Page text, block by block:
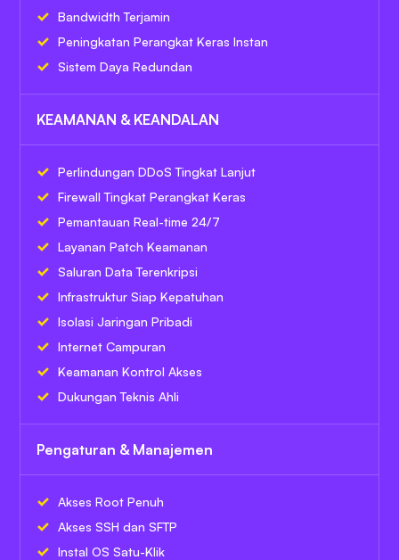
Bandwidth Terjamin
Peningkatan Perangkat Keras Instan
Sistem Daya Redundan
KEAMANAN & KEANDALAN
Perlindungan DDoS Tingkat Lanjut
Firewall Tingkat Perangkat Keras
Pemantauan Real-time 24/7
Layanan Patch Keamanan
Saluran Data Terenkripsi
Infrastruktur Siap Kepatuhan
Isolasi Jaringan Pribadi
Internet Campuran
Keamanan Kontrol Akses
Dukungan Teknis Ahli
Pengaturan & Manajemen
Akses Root Penuh
Akses SSH dan SFTP
Instal OS Satu-Klik